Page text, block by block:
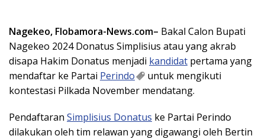
Nagekeo, Flobamora-News.com– Bakal Calon Bupati
Nagekeo 2024 Donatus Simplisius atau yang akrab
disapa Hakim Donatus menjadi kandidat pertama yang
mendaftar ke Partai Perindo
untuk mengikuti
kontestasi Pilkada November mendatang.
Pendaftaran Simplisius Donatus ke Partai Perindo
dilakukan oleh tim relawan yang digawangi oleh Bertin